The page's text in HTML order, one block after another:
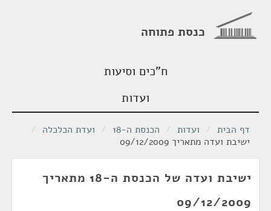
כנסת פתוחה
ח"כים וסיעות
ועדות
דף הבית / ועדות / הכנסת ה-18 / ועדת הכלכלה /
ישיבת ועדה מתאריך 09/12/2009
ישיבת ועדה של הכנסת ה-18 מתאריך
09/12/2009